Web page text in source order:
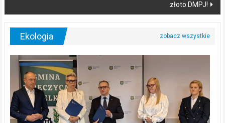
złoto DMPJ!
Ekologia